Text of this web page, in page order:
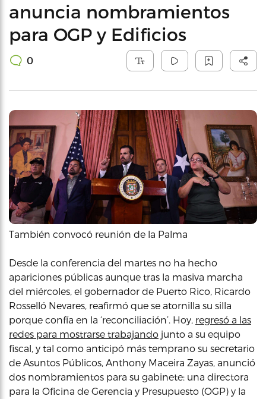
anuncia nombramientos
para OGP y Edificios
0
También convocó reunión de la Palma
Desde la conferencia del martes no ha hecho
apariciones públicas aunque tras la masiva marcha
del miércoles, el gobernador de Puerto Rico, Ricardo
Rosselló Nevares, reafirmó que se atornilla su silla
porque confía en la ‘reconciliación’. Hoy, regresó a las
redes para mostrarse trabajando junto a su equipo
fiscal, y tal como anticipó más temprano su secretario
de Asuntos Públicos, Anthony Maceira Zayas, anunció
dos nombramientos para su gabinete: una directora
para la Oficina de Gerencia y Presupuesto (OGP) y la